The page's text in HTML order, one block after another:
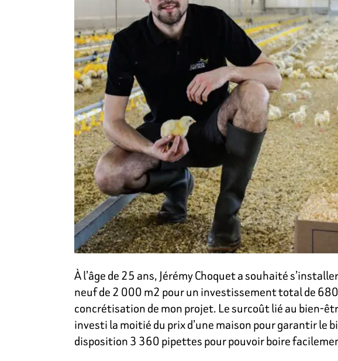
À l’âge de 25 ans, Jérémy Choquet a souhaité
neuf de 2 000 m2 pour un investissement total de
concrétisation de mon projet. Le surcoût lié au bien-
investi la moitié du prix d’une maison pour garantir le
disposition 3 360 pipettes pour pouvoir boire